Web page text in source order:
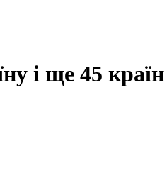
і ще 45 країн